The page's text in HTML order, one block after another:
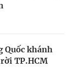
Quốc khánh
TP.HCM